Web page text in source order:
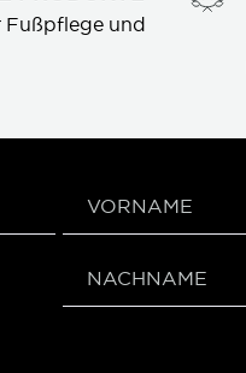
Fußpflege und